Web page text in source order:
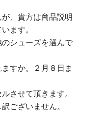
、貴方は商品説明
ます。
シューズを選んで
すか。２月８日ま
させて頂きます。
ございません。